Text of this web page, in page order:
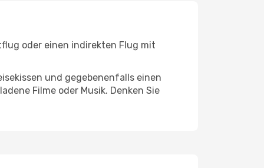
oder einen indirekten Flug mit
und gegebenenfalls einen
Filme oder Musik. Denken Sie